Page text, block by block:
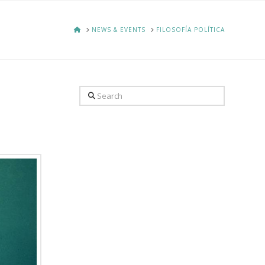
HOMENEWS & EVENTS FILOSOFÍA POLÍTICA
Search